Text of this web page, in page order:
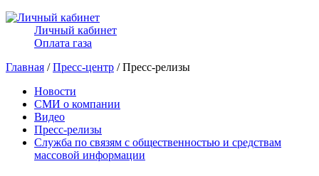
Личный кабинет
Оплата газа
Главная /Пресс-центр / Пресс-релизы
Новости
СМИ о компании
Видео
Пресс-релизы
Служба по связям с общественностью и средствам
массовой информации